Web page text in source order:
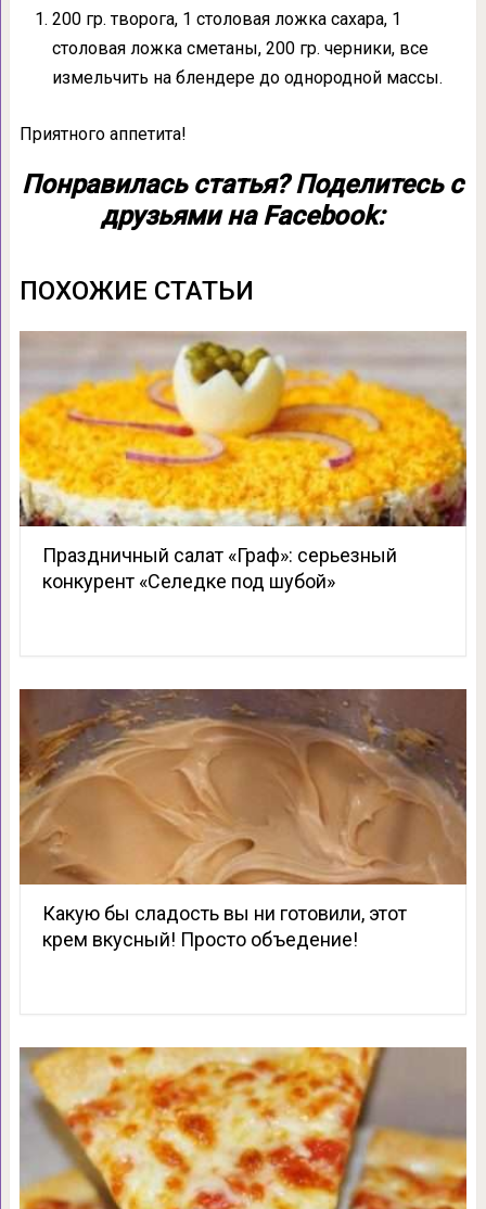
200 гр. творога, 1 столовая ложка сахара, 1
столовая ложка сметаны, 200 гр. черники, все
измельчить на блендере до однородной массы.
Приятного аппетита!
Понравилась статья? Поделитесь с
друзьями на Facebook:
ПОХОЖИЕ СТАТЬИ
Праздничный салат «Граф»: серьезный
конкурент «Селедке под шубой»
Какую бы сладость вы ни готовили, этот
крем вкусный! Просто объедение!